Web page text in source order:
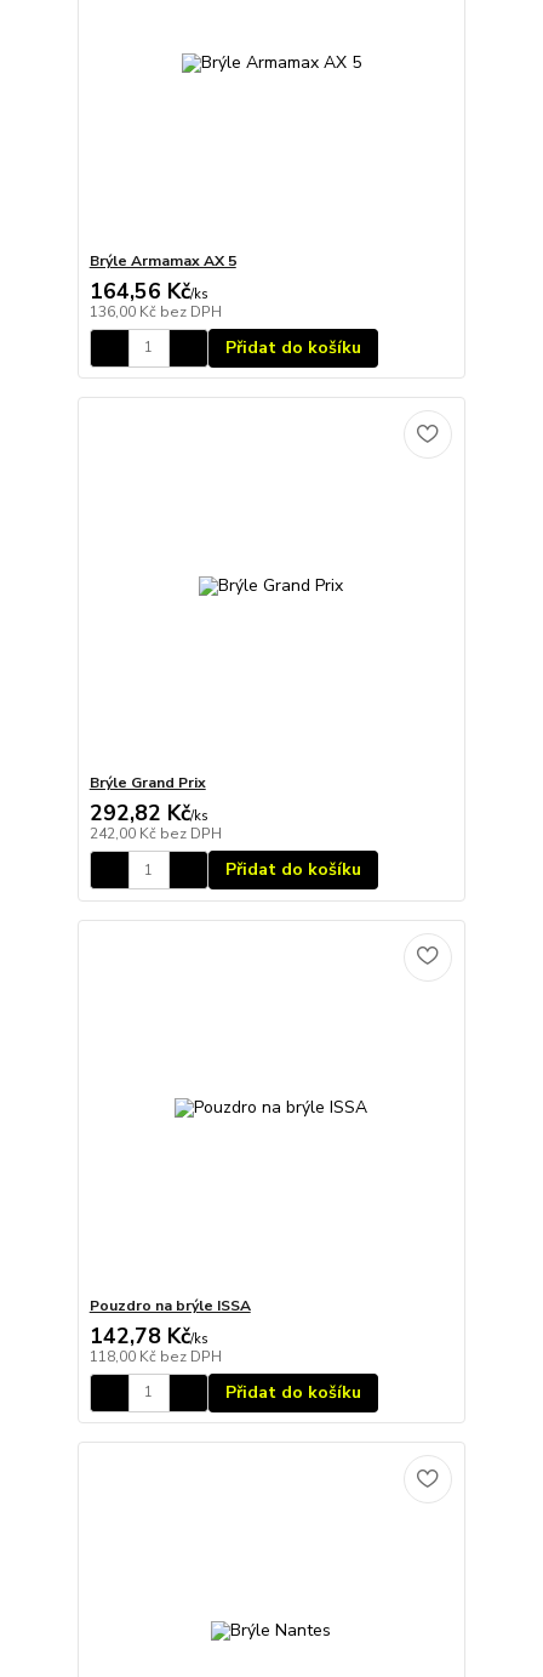
Brýle Armamax AX 5
164,56 Kč/ks
136,00 Kč bez DPH
Přidat do košíku
Brýle Grand Prix
292,82 Kč/ks
242,00 Kč bez DPH
Přidat do košíku
Pouzdro na brýle ISSA
142,78 Kč/ks
118,00 Kč bez DPH
Přidat do košíku